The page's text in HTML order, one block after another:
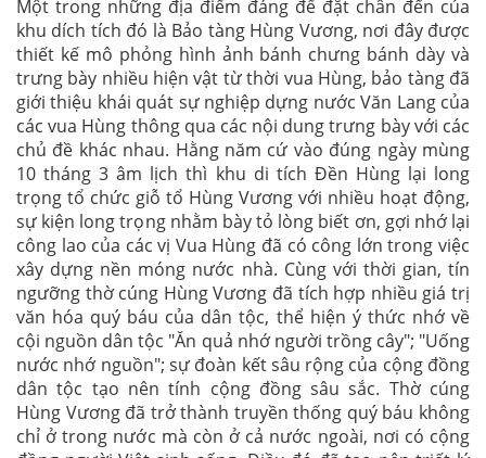
Một trong những địa điểm đáng để đặt chân đến của
khu dích tích đó là Bảo tàng Hùng Vương, nơi đây được
thiết kế mô phỏng hình ảnh bánh chưng bánh dày và
trưng bày nhiều hiện vật từ thời vua Hùng, bảo tàng đã
giới thiệu khái quát sự nghiệp dựng nước Văn Lang của
các vua Hùng thông qua các nội dung trưng bày với các
chủ đề khác nhau. Hằng năm cứ vào đúng ngày mùng
10 tháng 3 âm lịch thì khu di tích Đền Hùng lại long
trọng tổ chức giỗ tổ Hùng Vương với nhiều hoạt động,
sự kiện long trọng nhằm bày tỏ lòng biết ơn, gợi nhớ lại
công lao của các vị Vua Hùng đã có công lớn trong việc
xây dựng nền móng nước nhà. Cùng với thời gian, tín
ngưỡng thờ cúng Hùng Vương đã tích hợp nhiều giá trị
văn hóa quý báu của dân tộc, thể hiện ý thức nhớ về
cội nguồn dân tộc "Ăn quả nhớ người trồng cây"; "Uống
nước nhớ nguồn"; sự đoàn kết sâu rộng của cộng đồng
dân tộc tạo nên tính cộng đồng sâu sắc. Thờ cúng
Hùng Vương đã trở thành truyền thống quý báu không
chỉ ở trong nước mà còn ở cả nước ngoài, nơi có cộng